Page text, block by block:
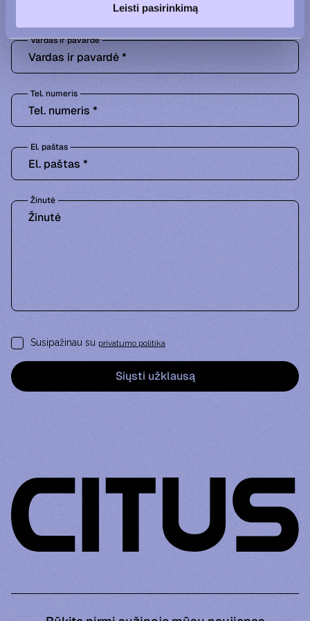
Leisti pasirinkimą
Vardas ir pavardė
Tel. numeris
El. paštas
Žinutė
Susipažinau su privatumo politika